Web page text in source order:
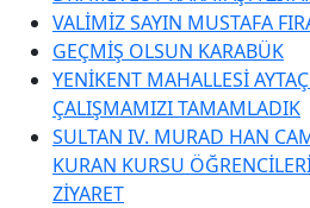
VALİMİZ SAYIN MUSTAFA
GEÇMİŞ OLSUN KARABÜK
YENİKENT MAHALLESİ
ÇALIŞMAMIZI TAMAMLADIK
SULTAN IV. MURAD HAN
KURAN KURSU
ZİYARET